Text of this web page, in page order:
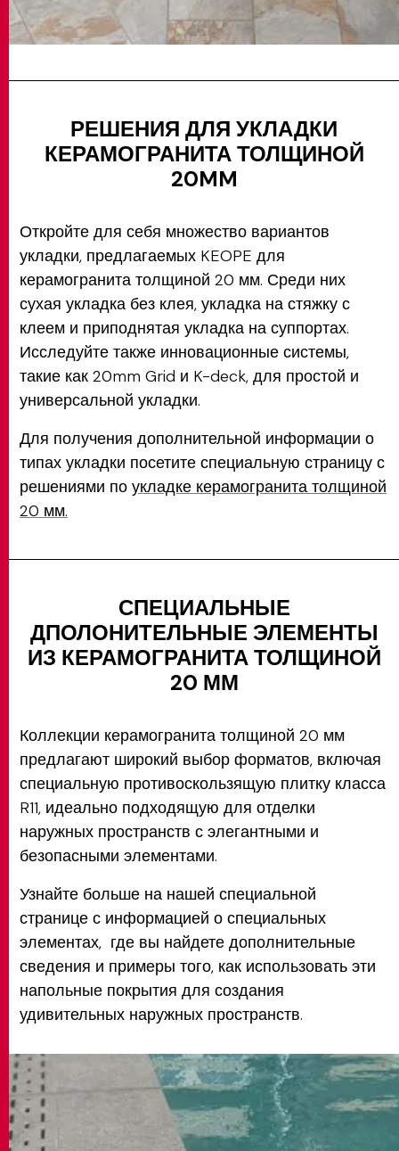
РЕШЕНИЯ ДЛЯ УКЛАДКИ
КЕРАМОГРАНИТА ТОЛЩИНОЙ
20MM
Откройте для себя множество вариантов
укладки, предлагаемых KEOPE для
керамогранита толщиной 20 мм. Среди них
сухая укладка без клея, укладка на стяжку с
клеем и приподнятая укладка на суппортах.
Исследуйте также инновационные системы,
такие как 20mm Grid и K-deck, для простой и
универсальной укладки.
Для получения дополнительной информации о
типах укладки посетите специальную страницу с
решениями по укладке керамогранита толщиной
20 мм.
СПЕЦИАЛЬНЫЕ
ДПОЛОНИТЕЛЬНЫЕ ЭЛЕМЕНТЫ
ИЗ КЕРАМОГРАНИТА ТОЛЩИНОЙ
20 ММ
Коллекции керамогранита толщиной 20 мм
предлагают широкий выбор форматов, включая
специальную противоскользящую плитку класса
R11, идеально подходящую для отделки
наружных пространств с элегантными и
безопасными элементами.
Узнайте больше на нашей специальной
странице с информацией о специальных
элементах, где вы найдете дополнительные
сведения и примеры того, как использовать эти
напольные покрытия для создания
удивительных наружных пространств.